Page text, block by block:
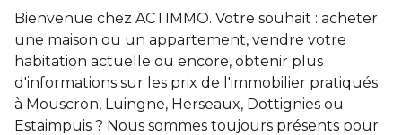
Bienvenue chez ACTIMMO. Votre souhait : acheter
une maison ou un appartement, vendre votre
habitation actuelle ou encore, obtenir plus
d'informations sur les prix de l'immobilier pratiqués
à Mouscron, Luingne, Herseaux, Dottignies ou
Estaimpuis ? Nous sommes toujours présents pour